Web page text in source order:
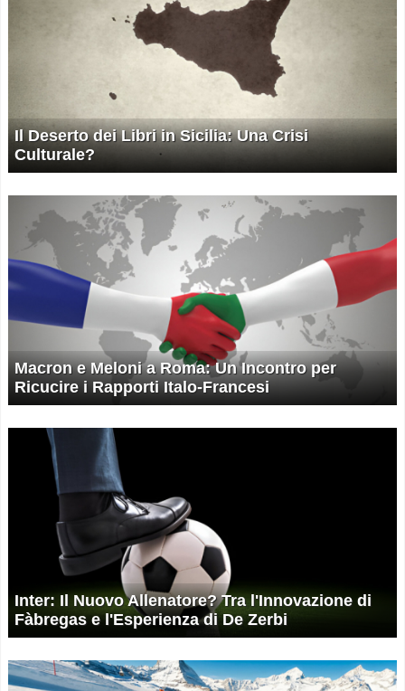
Il Deserto dei Libri in Sicilia: Una Crisi
Culturale?
Macron e Meloni a Roma: Un Incontro per
Ricucire i Rapporti Italo-Francesi
Inter: Il Nuovo Allenatore? Tra l'Innovazione di
Fàbregas e l'Esperienza di De Zerbi